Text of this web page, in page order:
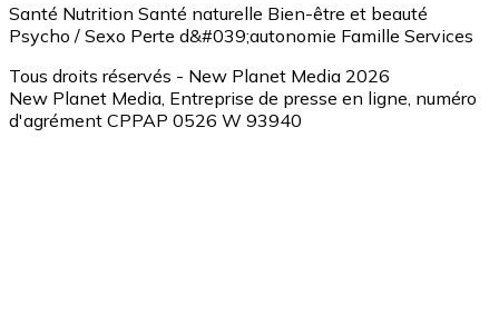
Santé Nutrition Santé naturelle Bien-être et beauté
Psycho / Sexo Perte d&#039;autonomie Famille Services
Tous droits réservés - New Planet Media 2026
New Planet Media, Entreprise de presse en ligne, numéro
d'agrément CPPAP 0526 W 93940